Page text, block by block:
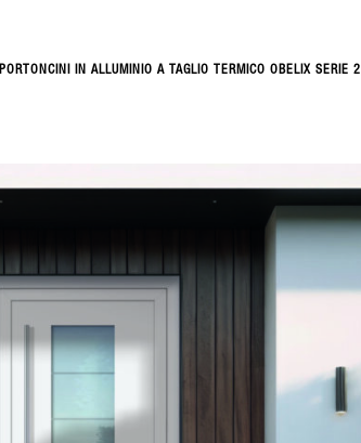
PORTONCINI IN ALLUMINIO A TAGLIO TERMICO OBELIX SERIE 2